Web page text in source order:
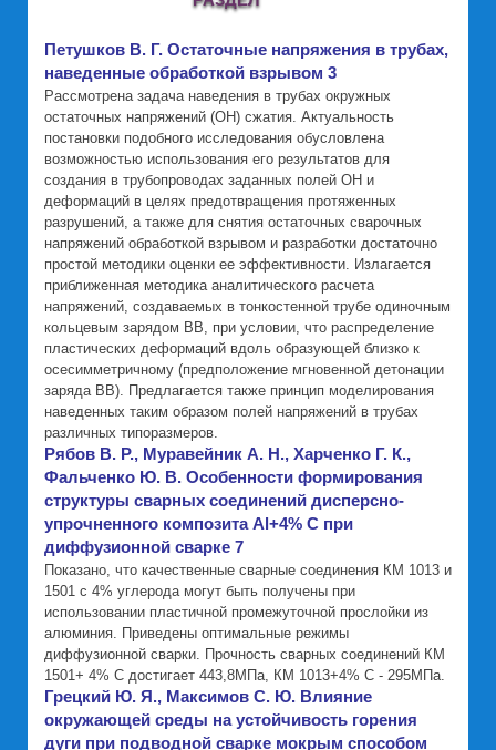
Петушков В. Г. Остаточные напряжения в трубах,
наведенные обработкой взрывом 3
Рассмотрена задача наведения в трубах окружных
остаточных напряжений (ОН) сжатия. Актуальность
постановки подобного исследования обусловлена
возможностью использования его результатов для
создания в трубопроводах заданных полей ОН и
деформаций в целях предотвращения протяженных
разрушений, а также для снятия остаточных сварочных
напряжений обработкой взрывом и разработки достаточно
простой методики оценки ее эффективности. Излагается
приближенная методика аналитического расчета
напряжений, создаваемых в тонкостенной трубе одиночным
кольцевым зарядом ВВ, при условии, что распределение
пластических деформаций вдоль образующей близко к
осесимметричному (предположение мгновенной детонации
заряда ВВ). Предлагается также принцип моделирования
наведенных таким образом полей напряжений в трубах
различных типоразмеров.
Рябов В. Р., Муравейник А. Н., Харченко Г. К.,
Фальченко Ю. В. Особенности формирования
структуры сварных соединений дисперсно-
упрочненного композита Al+4% C при
диффузионной сварке 7
Показано, что качественные сварные соединения КМ 1013 и
1501 с 4% углерода могут быть получены при
использовании пластичной промежуточной прослойки из
алюминия. Приведены оптимальные режимы
диффузионной сварки. Прочность сварных соединений КМ
1501+ 4% C достигает 443,8МПа, КМ 1013+4% C - 295МПа.
Грецкий Ю. Я., Максимов С. Ю. Влияние
окружающей среды на устойчивость горения
дуги при подводной сварке мокрым способом